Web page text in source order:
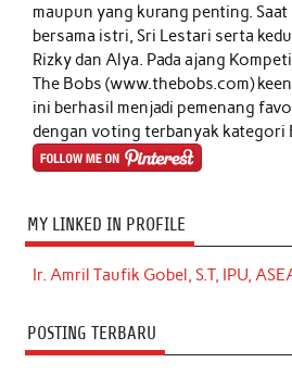
maupun yang kurang penting.
bersama istri, Sri Lestari serta
Rizky dan Alya. Pada ajang
The Bobs (www.thebobs.com)
ini berhasil menjadi pemenang
dengan voting terbanyak kategori
MY LINKED IN PROFILE
Ir. Amril Taufik Gobel, S.T, IPU,
POSTING TERBARU